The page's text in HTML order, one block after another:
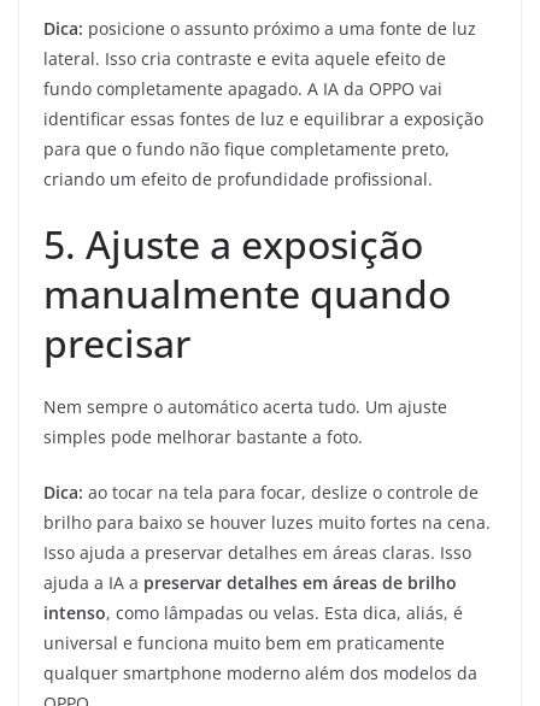
Dica: posicione o assunto próximo a uma fonte de luz
lateral. Isso cria contraste e evita aquele efeito de
fundo completamente apagado. A IA da OPPO vai
identificar essas fontes de luz e equilibrar a exposição
para que o fundo não fique completamente preto,
criando um efeito de profundidade profissional.
5. Ajuste a exposição
manualmente quando
precisar
Nem sempre o automático acerta tudo. Um ajuste
simples pode melhorar bastante a foto.
Dica: ao tocar na tela para focar, deslize o controle de
brilho para baixo se houver luzes muito fortes na cena.
Isso ajuda a preservar detalhes em áreas claras. Isso
ajuda a IA a preservar detalhes em áreas de brilho
intenso, como lâmpadas ou velas. Esta dica, aliás, é
universal e funciona muito bem em praticamente
qualquer smartphone moderno além dos modelos da